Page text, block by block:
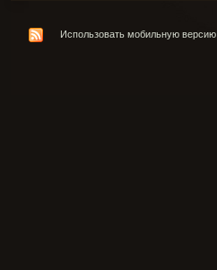
Использовать мобильную версию